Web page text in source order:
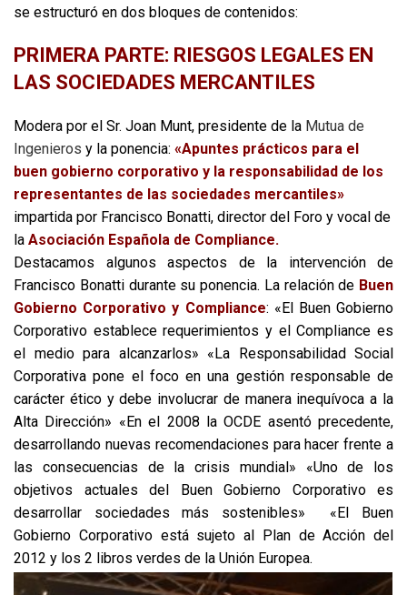
se estructuró en dos bloques de contenidos:
PRIMERA PARTE: RIESGOS LEGALES EN
LAS SOCIEDADES MERCANTILES
Modera por el Sr. Joan Munt, presidente de la Mutua de
Ingenieros y la ponencia: «Apuntes prácticos para el
buen gobierno corporativo y la responsabilidad de los
representantes de las sociedades mercantiles»
impartida por Francisco Bonatti, director del Foro y vocal de
la Asociación Española de Compliance.
Destacamos algunos aspectos de la intervención de
Francisco Bonatti durante su ponencia. La relación de Buen
Gobierno Corporativo y Compliance: «El Buen Gobierno
Corporativo establece requerimientos y el Compliance es
el medio para alcanzarlos» «La Responsabilidad Social
Corporativa pone el foco en una gestión responsable de
carácter ético y debe involucrar de manera inequívoca a la
Alta Dirección» «En el 2008 la OCDE asentó precedente,
desarrollando nuevas recomendaciones para hacer frente a
las consecuencias de la crisis mundial» «Uno de los
objetivos actuales del Buen Gobierno Corporativo es
desarrollar sociedades más sostenibles»
«El Buen
Gobierno Corporativo está sujeto al Plan de Acción del
2012 y los 2 libros verdes de la Unión Europea.